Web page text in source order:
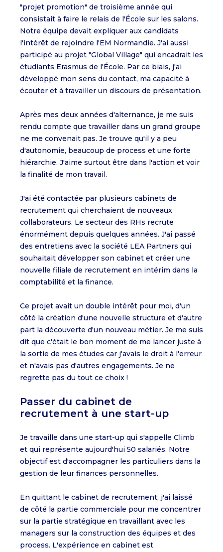
"projet promotion" de troisième année qui
consistait à faire le relais de l'École sur les salons.
Notre équipe devait expliquer aux candidats
l'intérêt de rejoindre l'EM Normandie. J'ai aussi
participé au projet "Global Village" qui encadrait les
étudiants Erasmus de l'École. Par ce biais, j'ai
développé mon sens du contact, ma capacité à
écouter et à travailler un discours de présentation.
Après mes deux années d'alternance, je me suis
rendu compte que travailler dans un grand groupe
ne me convenait pas. Je trouve qu'il y a peu
d'autonomie, beaucoup de process et une forte
hiérarchie. J'aime surtout être dans l'action et voir
la finalité de mon travail.
J'ai été contactée par plusieurs cabinets de
recrutement qui cherchaient de nouveaux
collaborateurs. Le secteur des RHs recrute
énormément depuis quelques années. J'ai passé
des entretiens avec la société LEA Partners qui
souhaitait développer son cabinet et créer une
nouvelle filiale de recrutement en intérim dans la
comptabilité et la finance.
Ce projet avait un double intérêt pour moi, d'un
côté la création d'une nouvelle structure et d'autre
part la découverte d'un nouveau métier. Je me suis
dit que c'était le bon moment de me lancer juste à
la sortie de mes études car j'avais le droit à l'erreur
et n'avais pas d'autres engagements. Je ne
regrette pas du tout ce choix !
Passer du cabinet de
recrutement à une start-up
Je travaille dans une start-up qui s'appelle Climb
et qui représente aujourd'hui 50 salariés. Notre
objectif est d'accompagner les particuliers dans la
gestion de leur finances personnelles.
En quittant le cabinet de recrutement, j'ai laissé
de côté la partie commerciale pour me concentrer
sur la partie stratégique en travaillant avec les
managers sur la construction des équipes et des
process. L'expérience en cabinet est